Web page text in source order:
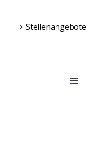
Stellenangebote